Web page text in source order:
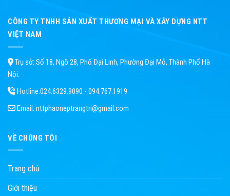
CÔNG TY TNHH SẢN XUẤT THƯƠNG MẠI VÀ XÂY DỰNG NTT
VIỆT NAM
Trụ sở: Số 18, Ngõ 28, Phố Đại Linh, Phường Đại Mỗ, Thành Phố Hà
Nội.
Hotline:024.6329.9090 - 094.767.1919
Email: nttphaoneptrangtri@gmail.com
VỀ CHÚNG TÔI
Trang chủ
Giới thiệu